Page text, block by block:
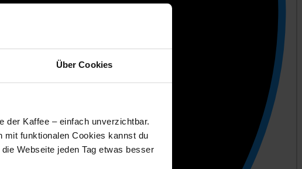
Über Cookies
der Kaffee – einfach unverzichtbar.
mit funktionalen Cookies kannst du
Webseite jeden Tag etwas besser